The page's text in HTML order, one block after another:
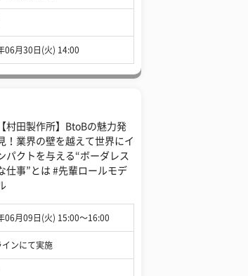
06月30日(火) 14:00
【村田製作所】BtoBの魅力発
！業界の壁を越えて世界にイ
パクトを与える“ボーダレス
仕事”とは #先輩ロールモデ
06月09日(火) 15:00〜16:00
インにて実施